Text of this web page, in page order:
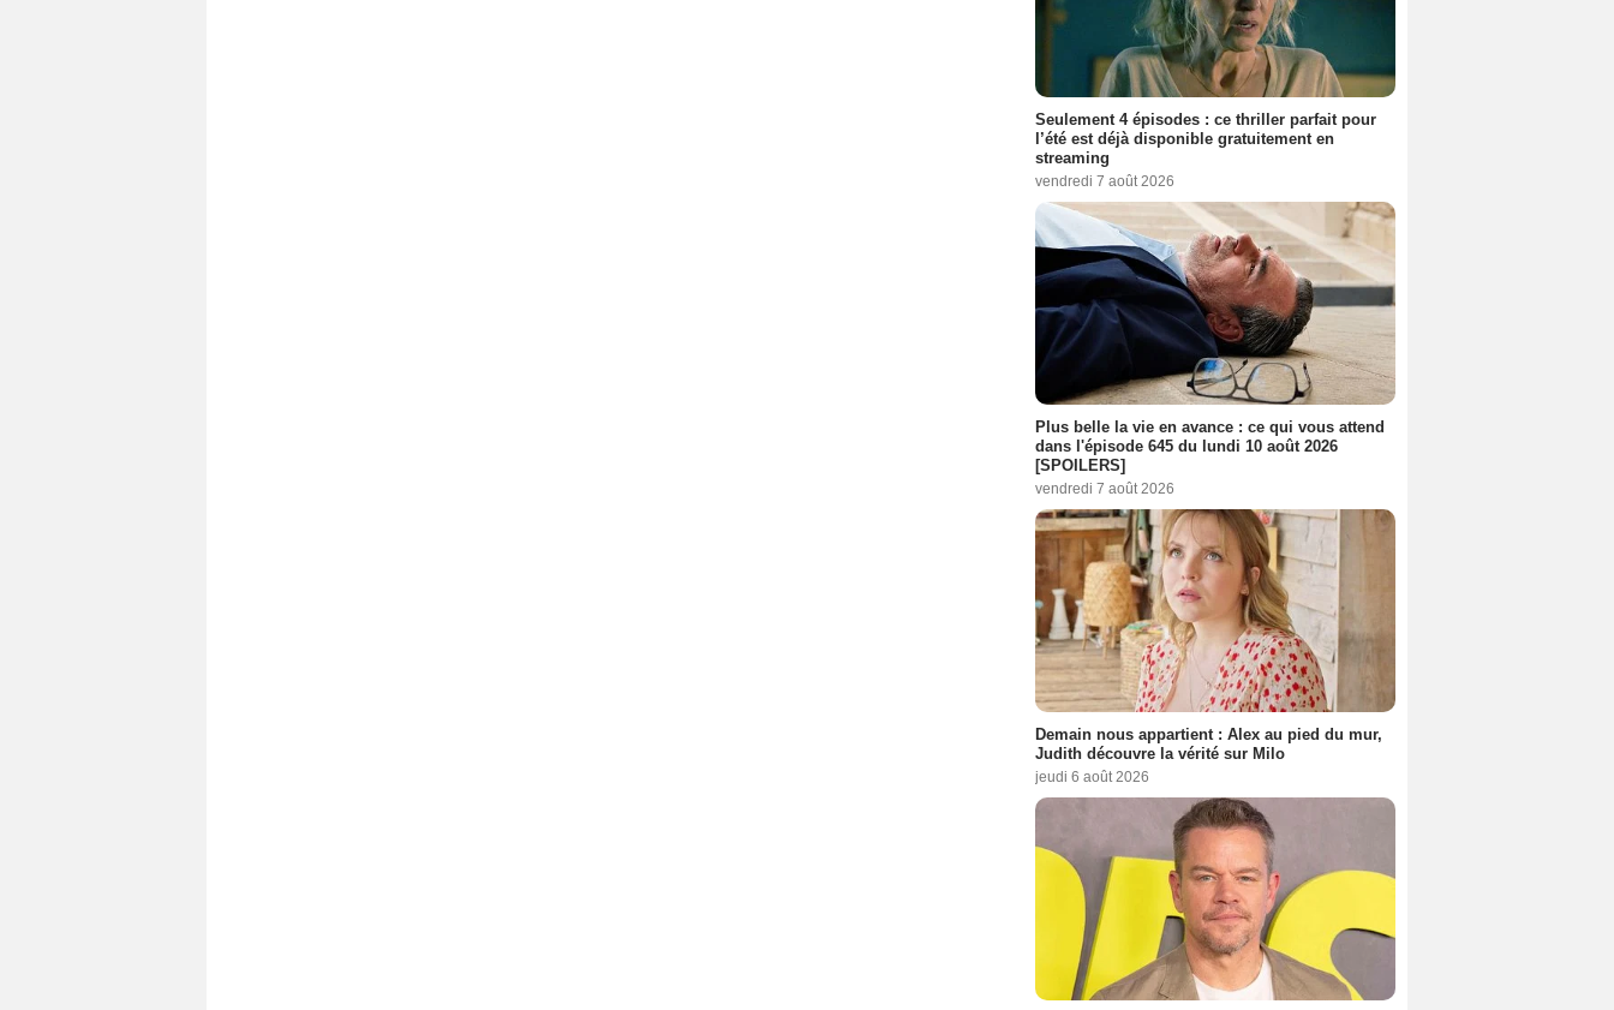
Seulement 4 épisodes : ce thriller parfait pour
l’été est déjà disponible gratuitement en
streaming
vendredi 7 août 2026
Plus belle la vie en avance : ce qui vous attend
dans l'épisode 645 du lundi 10 août 2026
[SPOILERS]
vendredi 7 août 2026
Demain nous appartient : Alex au pied du mur,
Judith découvre la vérité sur Milo
jeudi 6 août 2026